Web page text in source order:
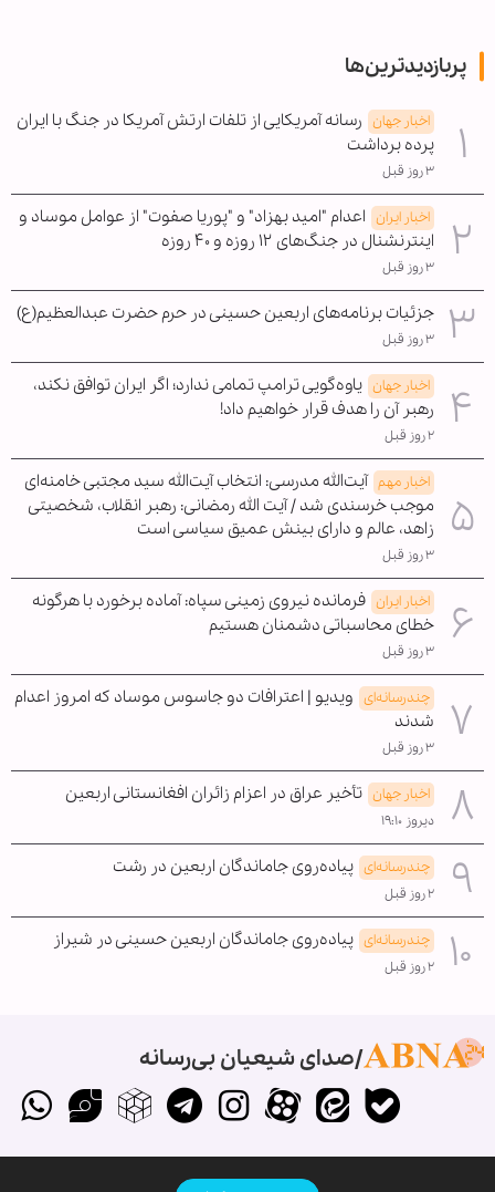
پربازدیدترین‌ها
اخبار جهان رسانه آمریکایی از تلفات ارتش آمریکا در جنگ با ایران
پرده برداشت
۳ روز قبل
اخبار ایران اعدام "امید بهزاد" و "پوریا صفوت" از عوامل موساد و
اینترنشنال در جنگ‌های ۱۲ روزه و ۴۰ روزه
۳ روز قبل
جزئیات برنامه‌های اربعین حسینی در حرم حضرت عبدالعظیم(ع)
۳ روز قبل
اخبار جهان یاوه‌گویی ترامپ تمامی ندارد؛ اگر ایران توافق نکند،
رهبر آن را هدف قرار خواهیم داد!
۲ روز قبل
اخبار مهم آیت‌الله مدرسی: انتخاب آیت‌الله سید مجتبی خامنه‌ای
موجب خرسندی شد / آیت الله رمضانی: رهبر انقلاب، شخصیتی
زاهد، عالم و دارای بینش عمیق سیاسی است
۳ روز قبل
اخبار ایران فرمانده نیروی زمینی سپاه: آماده برخورد با هرگونه
خطای محاسباتی دشمنان هستیم
۳ روز قبل
چندرسانه‌ای ویدیو | اعترافات دو جاسوس موساد که امروز اعدام
شدند
۳ روز قبل
اخبار جهان تأخیر عراق در اعزام زائران افغانستانی اربعین
دیروز ۱۹:۱۰
چندرسانه‌ای پیاده‌روی جاماندگان اربعین در رشت
۲ روز قبل
چندرسانه‌ای پیاده‌روی جاماندگان اربعین حسینی در شیراز
۲ روز قبل
صدای شیعیان بی‌رسانه